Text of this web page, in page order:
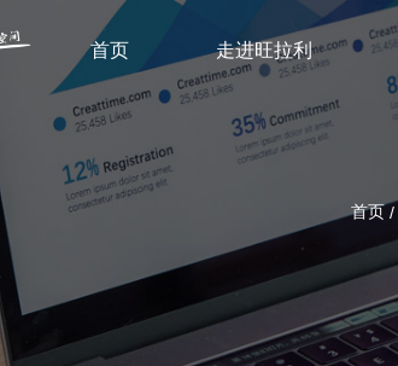
首页 走进旺拉利
首页 /